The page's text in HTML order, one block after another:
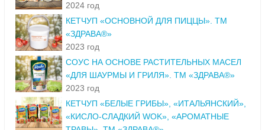
2024 год
КЕТЧУП «ОСНОВНОЙ ДЛЯ ПИЦЦЫ». ТМ
«ЗДРАВА®»
2023 год
СОУС НА ОСНОВЕ РАСТИТЕЛЬНЫХ МАСЕЛ
«ДЛЯ ШАУРМЫ И ГРИЛЯ». ТМ «ЗДРАВА®»
2023 год
КЕТЧУП «БЕЛЫЕ ГРИБЫ», «ИТАЛЬЯНСКИЙ»,
«КИСЛО-СЛАДКИЙ WOK», «АРОМАТНЫЕ